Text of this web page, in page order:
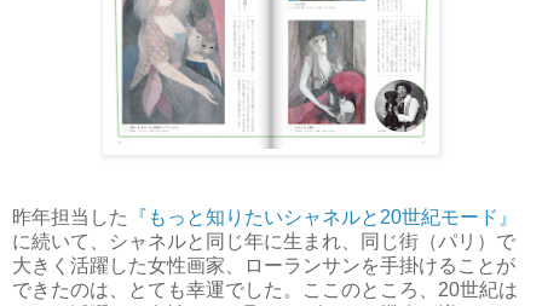
昨年担当した
『もっと知りたいシャネルと20世紀モード』
に続いて、シャネルと同じ年に生まれ、同じ街（パリ）で
大きく活躍した女性画家、ローランサンを手掛けることが
できたのは、とても幸運でした。ここのところ、20世紀は